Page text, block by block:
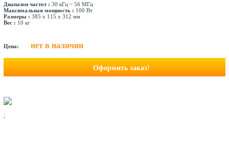
Диапазон частот : 30 кГц ~ 56 МГц
Максимальная мощность : 100 Вт
Размеры : 385 х 115 х 312 мм
Вес : 10 кг
Цена: нет в наличии
Оформить заказ!
;